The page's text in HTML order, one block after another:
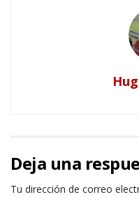
Deja una
Tu dirección de correo